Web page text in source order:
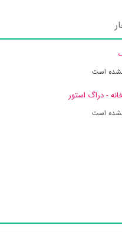
است
- دراگ استور
است